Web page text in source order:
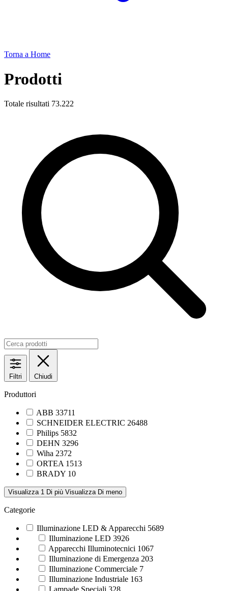
Torna a Home
Prodotti
Totale risultati 73.222
Filtri Chiudi
Produttori
ABB 33711
SCHNEIDER ELECTRIC 26488
Philips 5832
DEHN 3296
Wiha 2372
ORTEA 1513
BRADY 10
Visualizza 1 Di più Visualizza Di meno
Categorie
Illuminazione LED & Apparecchi 5689
Illuminazione LED 3926
Apparecchi Illuminotecnici 1067
Illuminazione di Emergenza 203
Illuminazione Commerciale 7
Illuminazione Industriale 163